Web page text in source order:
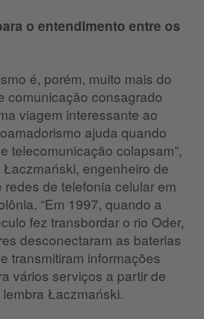
o entendimento entre os
é, porém, muito mais do
comunicação consagrado
viagem interessante ao
ajuda quando
telecomunicação colapsam”,
engenheiro de
de telefonia celular em
“Em 1997, quando a
fez transbordar o rio Oder,
desconectaram as baterias
transmitiram informações
vários serviços a partir de
lembra Łaczmański.